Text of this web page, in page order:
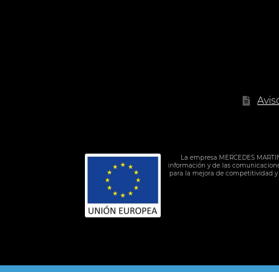
La empresa MERCEDES
información y de las
para la mejora de competitividad y